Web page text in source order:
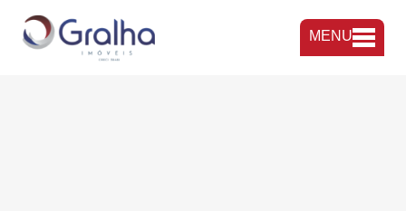
MENU